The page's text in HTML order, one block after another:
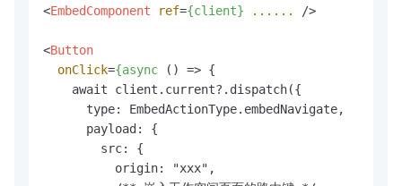
<EmbedComponent ref={client} ...... />
<Button
onClick={async () => {
    await client.current?.dispatch({
      type: EmbedActionType.embedNavigate,
      payload: {
        src: {
          origin: "xxx",